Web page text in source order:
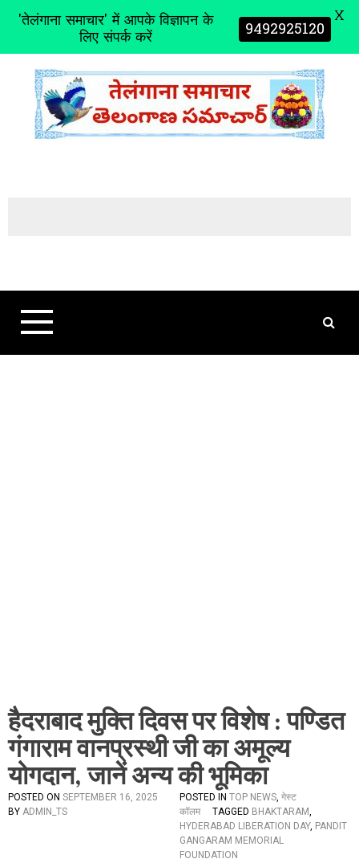
t
हैदराबाद मुक्ति दिवस पर विशेष : पण्डित
गंगाराम वानप्रस्थी जी का अमूल्य
योगदान, जानें अन्य की भूमिका
POSTED ON SEPTEMBER 16, 2025
BY ADMIN_TS
POSTED IN TOP NEWS, गेस्ट
कॉलम
TAGGED BHAKTARAM,
HYDERABAD LIBERATION DAY, PANDIT
GANGARAM MEMORIAL
FOUNDATION
'तेलंगाना समाचार' में आपके विज्ञापन के
लिए संपर्क करें 9492925120 X